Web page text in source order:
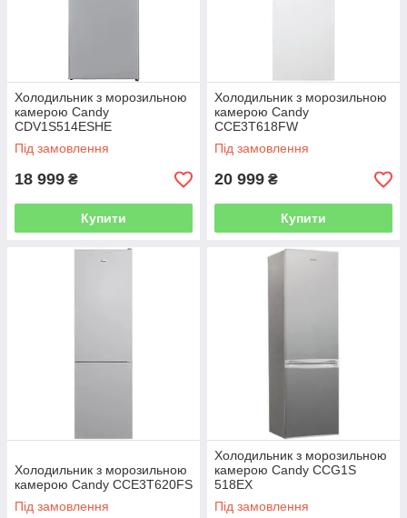
Холодильник з морозильною
камерою Candy
CDV1S514ESHE
Під замовлення
18 999 ₴
Купити
Холодильник з морозильною
камерою Candy
CCE3T618FW
Під замовлення
20 999 ₴
Купити
Холодильник з морозильною
камерою Candy CCE3T620FS
Під замовлення
Холодильник з морозильною
камерою Candy CCG1S
518EX
Під замовлення